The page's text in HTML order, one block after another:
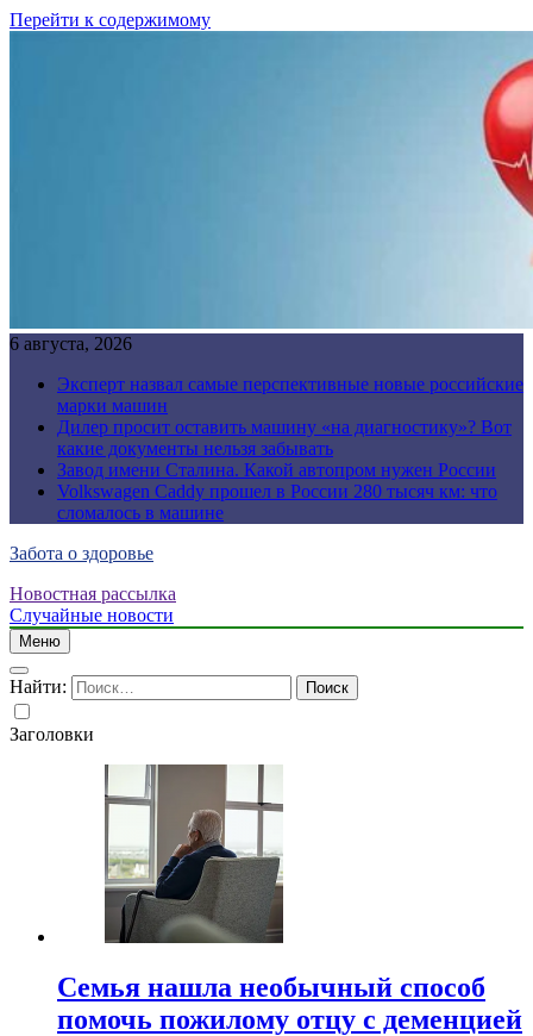
Перейти к содержимому
6 августа, 2026
Эксперт назвал самые перспективные новые российские
марки машин
Дилер просит оставить машину «на диагностику»? Вот
какие документы нельзя забывать
Завод имени Сталина. Какой автопром нужен России
Volkswagen Caddy прошел в России 280 тысяч км: что
сломалось в машине
Забота о здоровье
Новостная рассылка
Случайные новости
Меню
Найти:
Заголовки
Семья нашла необычный способ
помочь пожилому отцу с деменцией